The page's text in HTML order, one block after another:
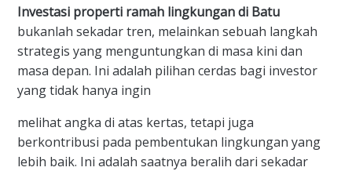
Investasi properti ramah lingkungan di Batu
bukanlah sekadar tren, melainkan sebuah langkah
strategis yang menguntungkan di masa kini dan
masa depan. Ini adalah pilihan cerdas bagi investor
yang tidak hanya ingin
melihat angka di atas kertas, tetapi juga
berkontribusi pada pembentukan lingkungan yang
lebih baik. Ini adalah saatnya beralih dari sekadar